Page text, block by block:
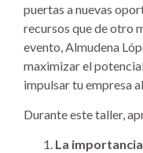
puertas a nuevas
recursos que de otro
evento, Almudena
maximizar el
impulsar tu empresa
Durante este taller,
La